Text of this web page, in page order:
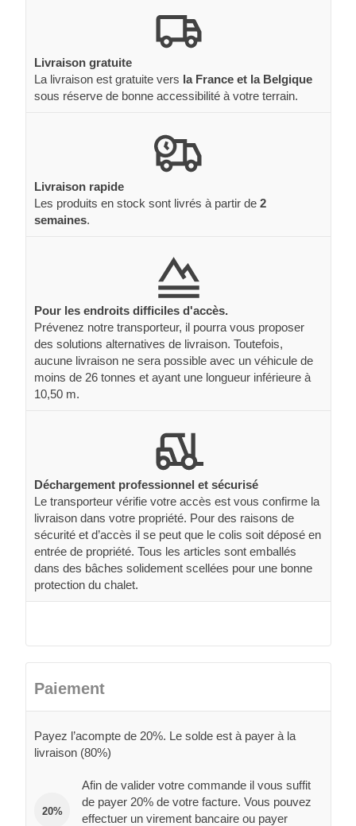
Livraison gratuite
La livraison est gratuite vers la France et la Belgique
sous réserve de bonne accessibilité à votre terrain.
Livraison rapide
Les produits en stock sont livrés à partir de 2
semaines.
Pour les endroits difficiles d'accès.
Prévenez notre transporteur, il pourra vous proposer
des solutions alternatives de livraison. Toutefois,
aucune livraison ne sera possible avec un véhicule de
moins de 26 tonnes et ayant une longueur inférieure à
10,50 m.
Déchargement professionnel et sécurisé
Le transporteur vérifie votre accès est vous confirme la
livraison dans votre propriété. Pour des raisons de
sécurité et d’accès il se peut que le colis soit déposé en
entrée de propriété. Tous les articles sont emballés
dans des bâches solidement scellées pour une bonne
protection du chalet.
Paiement
Payez l’acompte de 20%. Le solde est à payer à la
livraison (80%)
20%
Afin de valider votre commande il vous suffit
de payer 20% de votre facture. Vous pouvez
effectuer un virement bancaire ou payer